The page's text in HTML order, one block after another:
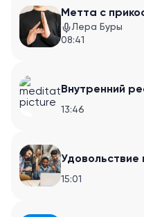
Метта с
Лера Буры
08:41
Внутренний
13:46
Удовольствие
15:01